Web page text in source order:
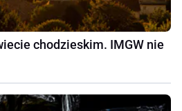
chodzieskim. IMGW nie